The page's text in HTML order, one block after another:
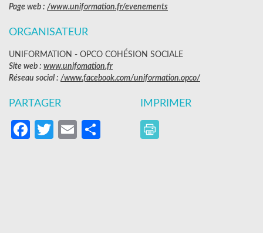
Page web : /www.uniformation.fr/evenements
ORGANISATEUR
UNIFORMATION - OPCO COHÉSION SOCIALE
Site web : www.unifomation.fr
Réseau social : /www.facebook.com/uniformation.opco/
PARTAGER
Facebook
Twitter
EmailPartager
IMPRIMER